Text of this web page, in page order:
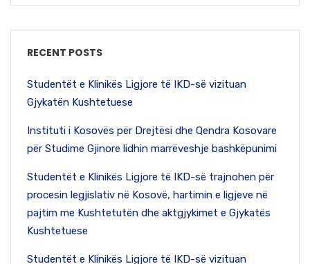
RECENT POSTS
Studentët e Klinikës Ligjore të IKD-së vizituan
Gjykatën Kushtetuese
Instituti i Kosovës për Drejtësi dhe Qendra Kosovare
për Studime Gjinore lidhin marrëveshje bashkëpunimi
Studentët e Klinikës Ligjore të IKD-së trajnohen për
procesin legjislativ në Kosovë, hartimin e ligjeve në
pajtim me Kushtetutën dhe aktgjykimet e Gjykatës
Kushtetuese
Studentët e Klinikës Ligjore të IKD-së vizituan